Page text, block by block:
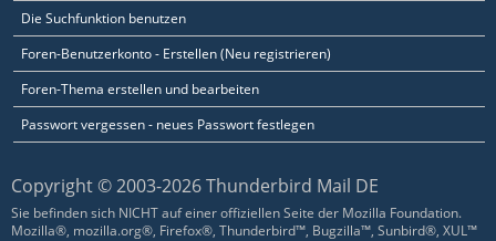
Die Suchfunktion benutzen
Foren-Benutzerkonto - Erstellen (Neu registrieren)
Foren-Thema erstellen und bearbeiten
Passwort vergessen - neues Passwort festlegen
Copyright © 2003-2026 Thunderbird Mail DE
Sie befinden sich NICHT auf einer offiziellen Seite der Mozilla Foundation.
Mozilla®, mozilla.org®, Firefox®, Thunderbird™, Bugzilla™, Sunbird®, XUL™